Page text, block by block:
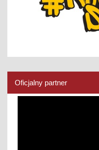
Oficjalny partner